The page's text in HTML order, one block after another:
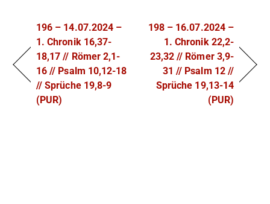
196 – 14.07.2024 –
1. Chronik 16,37-
18,17 // Römer 2,1-
16 // Psalm 10,12-18
// Sprüche 19,8-9
(PUR)
198 – 16.07.2024 –
1. Chronik 22,2-
23,32 // Römer 3,9-
31 // Psalm 12 //
Sprüche 19,13-14
(PUR)